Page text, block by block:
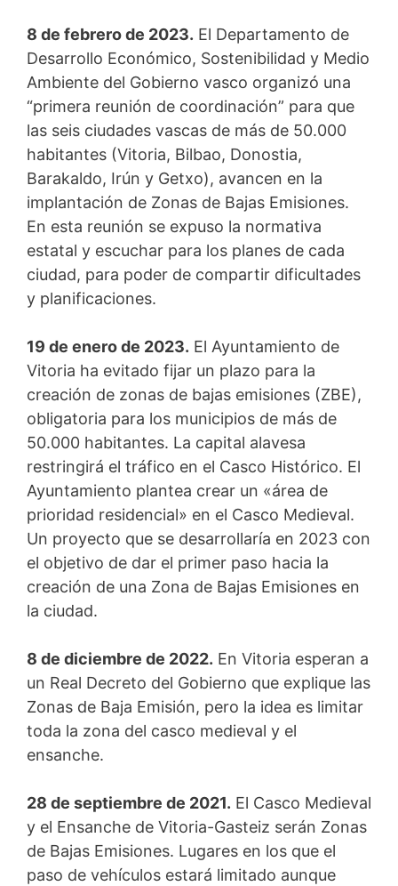
8 de febrero de 2023. El Departamento de
Desarrollo Económico, Sostenibilidad y Medio
Ambiente del Gobierno vasco organizó una
“primera reunión de coordinación” para que
las seis ciudades vascas de más de 50.000
habitantes (Vitoria, Bilbao, Donostia,
Barakaldo, Irún y Getxo), avancen en la
implantación de Zonas de Bajas Emisiones.
En esta reunión se expuso la normativa
estatal y escuchar para los planes de cada
ciudad, para poder de compartir dificultades
y planificaciones.
19 de enero de 2023. El Ayuntamiento de
Vitoria ha evitado fijar un plazo para la
creación de zonas de bajas emisiones (ZBE),
obligatoria para los municipios de más de
50.000 habitantes. La capital alavesa
restringirá el tráfico en el Casco Histórico. El
Ayuntamiento plantea crear un «área de
prioridad residencial» en el Casco Medieval.
Un proyecto que se desarrollaría en 2023 con
el objetivo de dar el primer paso hacia la
creación de una Zona de Bajas Emisiones en
la ciudad.
8 de diciembre de 2022. En Vitoria esperan a
un Real Decreto del Gobierno que explique las
Zonas de Baja Emisión, pero la idea es limitar
toda la zona del casco medieval y el
ensanche.
28 de septiembre de 2021. El Casco Medieval
y el Ensanche de Vitoria-Gasteiz serán Zonas
de Bajas Emisiones. Lugares en los que el
paso de vehículos estará limitado aunque